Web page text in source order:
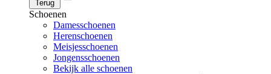
Terug
Schoenen
Damesschoenen
Herenschoenen
Meisjesschoenen
Jongensschoenen
Bekijk alle schoenen